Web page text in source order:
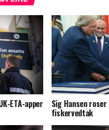
ETA-apper Sig Hansen
fiskervedtak